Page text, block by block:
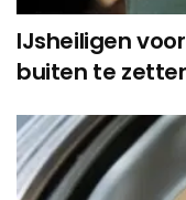
IJsheiligen
buiten te